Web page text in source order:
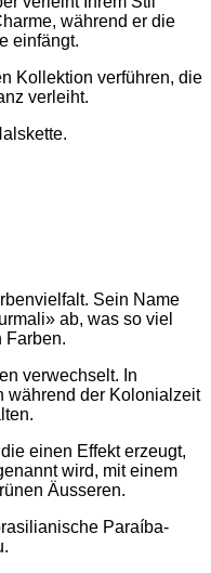
während er die
einfängt.
Kollektion verführen, die
verleiht.
Sein Name
ab, was so viel
Farben.
verwechselt. In
während der Kolonialzeit
einen Effekt erzeugt,
wird, mit einem
Äusseren.
Paraíba-